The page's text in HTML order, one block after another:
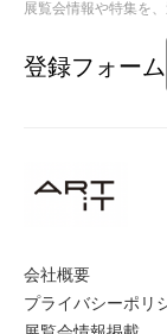
会社概要
プライバシーポリ
展覧会情報や特集を
登録フォーム